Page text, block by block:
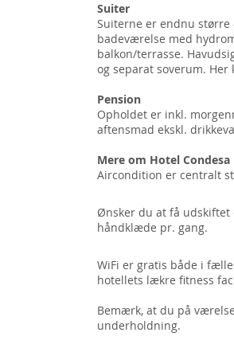
Suiter
Suiterne er endnu større
badeværelse med
balkon/terrasse.
og separat soverum.
Pension
Opholdet er inkl.
aftensmad ekskl.
Mere om Hotel Condesa
Aircondition er centralt
Ønsker du at få
håndklæde pr. gang.
WiFi er gratis både i
hotellets lækre fitness
Bemærk, at du på
underholdning.